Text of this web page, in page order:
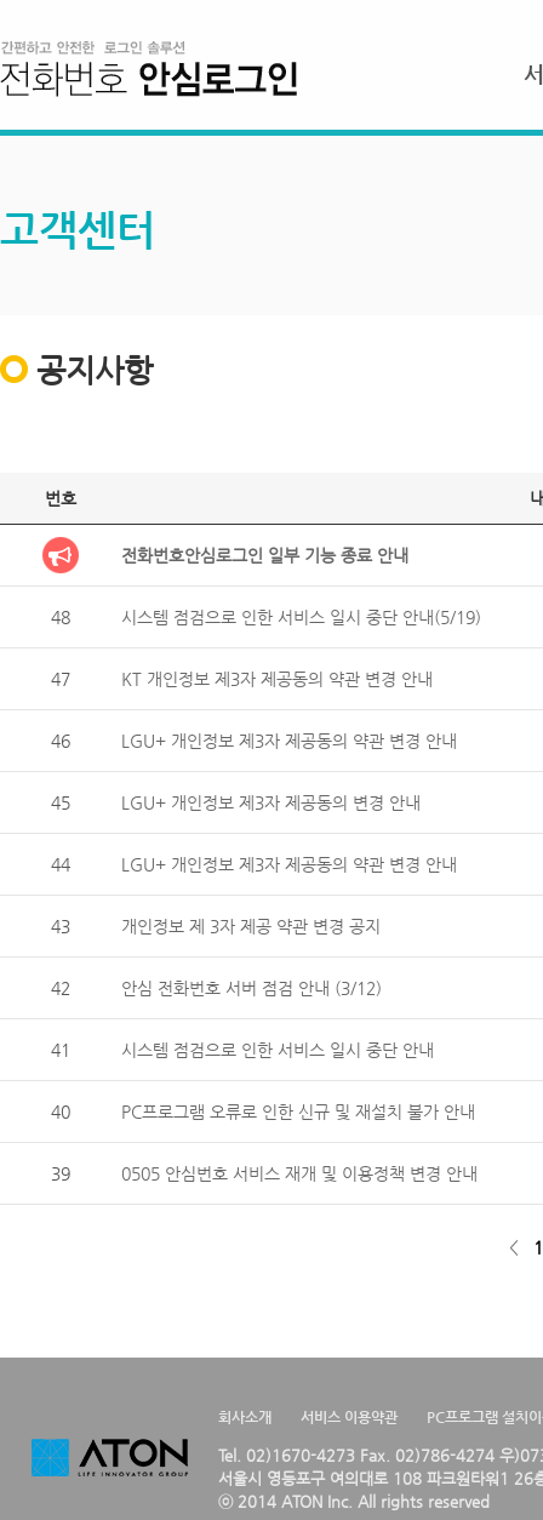
고객센터
공지사항
번호
전화번호안심로그인 일부 기능 종료 안내
48 시스템 점검으로 인한 서비스 일시 중단 안내(5/19)
47 KT 개인정보 제3자 제공동의 약관 변경 안내
46 LGU+ 개인정보 제3자 제공동의 약관 변경 안내
45 LGU+ 개인정보 제3자 제공동의 변경 안내
44 LGU+ 개인정보 제3자 제공동의 약관 변경 안내
43 개인정보 제 3자 제공 약관 변경 공지
42 안심 전화번호 서버 점검 안내 (3/12)
41 시스템 점검으로 인한 서비스 일시 중단 안내
40 PC프로그램 오류로 인한 신규 및 재설치 불가 안내
39 0505 안심번호 서비스 재개 및 이용정책 변경 안내
< 1
회사소개 서비스 이용약관 PC프로그램 설치
Tel. 02)1670-4273 Fax. 02)786-4274 우
서울시 영등포구 여의대로 108 파크원타워1 26
ⓒ 2014 ATON Inc. All rights reserved